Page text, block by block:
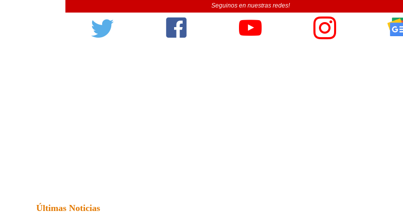
Seguinos en nuestras redes!
Últimas Noticias